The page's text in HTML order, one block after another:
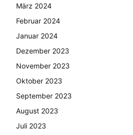
März 2024
Februar 2024
Januar 2024
Dezember 2023
November 2023
Oktober 2023
September 2023
August 2023
Juli 2023